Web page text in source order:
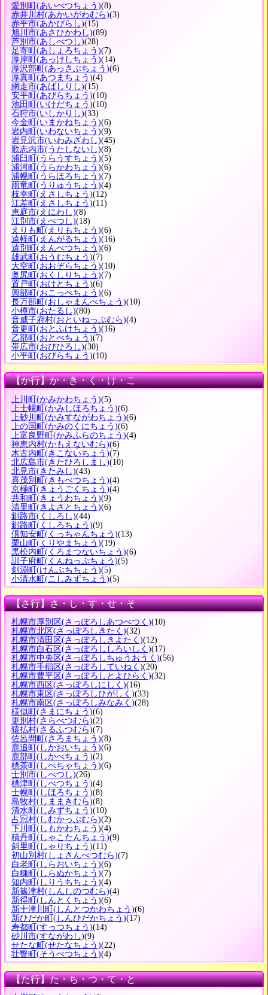
愛別町 (あいべつちょう)(8)
赤井川村(あかいがわむら)(3)
赤平市(あかびらし)(15)
旭川市(あさひかわし)(89)
芦別市(あしべつし)(28)
足寄町 (あしょろちょう)(7)
厚岸町 (あっけしちょう)(14)
厚沢部町 (あっさぶちょう)(6)
厚真町 (あつまちょう)(4)
網走市(あばしりし)(15)
安平町 (あびらちょう)(10)
池田町 (いけだちょう)(10)
石狩市(いしかりし)(33)
今金町 (いまかねちょう)(6)
岩内町 (いわないちょう)(9)
岩見沢市(いわみざわし)(45)
歌志内市(うたしないし)(8)
浦臼町 (うらうすちょう)(5)
浦河町 (うらかわちょう)(6)
浦幌町 (うらほろちょう)(7)
雨竜町 (うりゅうちょう)(4)
枝幸町 (えさしちょう)(12)
江差町 (えさしちょう)(11)
恵庭市(えにわし)(8)
江別市(えべつし)(18)
えりも町 (えりもちょう)(6)
遠軽町 (えんがるちょう)(16)
遠別町 (えんべつちょう)(6)
雄武町 (おうむちょう)(7)
大空町 (おおぞらちょう)(10)
奥尻町 (おくしりちょう)(7)
置戸町 (おけとちょう)(6)
興部町 (おこっぺちょう)(6)
長万部町 (おしゃまんべちょう)(10)
小樽市(おたるし)(80)
音威子府村(おといねっぷむら)(4)
音更町 (おとふけちょう)(16)
乙部町 (おとべちょう)(7)
帯広市(おびひろし)(30)
小平町 (おびらちょう)(10)
【か行】か・き・く・け・こ
上川町(かみかわちょう)(5)
上士幌町(かみしほろちょう)(6)
上砂川町(かみすながわちょう)(6)
上の国町(かみのくにちょう)(6)
上富良野町(かみふらのちょう)(4)
神恵内村(かもえないむら)(6)
木古内町(きこないちょう)(7)
北広島市(きたひろしまし)(10)
北見市(きたみし)(43)
喜茂別町(きもべつちょう)(4)
京極町(きょうごくちょう)(4)
共和町(きょうわちょう)(9)
清里町(きよさとちょう)(6)
釧路市(くしろし)(44)
釧路町(くしろちょう)(9)
倶知安町(くっちゃんちょう)(13)
栗山町(くりやまちょう)(19)
黒松内町(くろまつないちょう)(6)
訓子府町(くんねっぷちょう)(5)
剣淵町(けんぶちちょう)(5)
小清水町(こしみずちょう)(5)
【さ行】さ・し・す・せ・そ
札幌市厚別区(さっぽろしあつべつく)(10)
札幌市北区(さっぽろしきたく)(32)
札幌市清田区(さっぽろしきよたく)(12)
札幌市白石区(さっぽろししろいしく)(17)
札幌市中央区(さっぽろしちゅうおうく)(56)
札幌市手稲区(さっぽろしていねく)(20)
札幌市豊平区(さっぽろしとよひらく)(32)
札幌市西区(さっぽろしにしく)(16)
札幌市東区(さっぽろしひがしく)(33)
札幌市南区(さっぽろしみなみく)(28)
様似町 (さまにちょう)(6)
更別村(さらべつむら)(2)
猿払村(さるふつむら)(7)
佐呂間町 (さろまちょう)(8)
鹿追町 (しかおいちょう)(6)
鹿部町 (しかべちょう)(2)
標茶町 (しべちゃちょう)(6)
士別市(しべつし)(26)
標津町 (しべつちょう)(4)
士幌町 (しほろちょう)(8)
島牧村(しままきむら)(8)
清水町 (しみずちょう)(10)
占冠村(しむかっぷむら)(2)
下川町 (しもかわちょう)(4)
積丹町 (しゃこたんちょう)(9)
斜里町 (しゃりちょう)(11)
初山別村(しょさんべつむら)(7)
白老町 (しらおいちょう)(6)
白糠町 (しらぬかちょう)(7)
知内町 (しりうちちょう)(4)
新篠津村(しんしのつむら)(4)
新得町 (しんとくちょう)(6)
新十津川町 (しんとつかわちょう)(6)
新ひだか町 (しんひだかちょう)(17)
寿都町 (すっつちょう)(14)
砂川市(すながわし)(9)
せたな町 (せたなちょう)(22)
壮瞥町 (そうべつちょう)(4)
【た行】た・ち・つ・て・と